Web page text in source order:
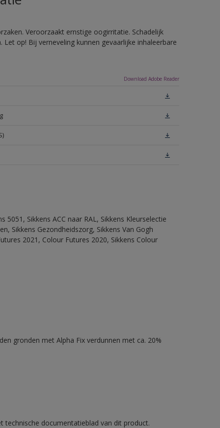
Veroorzaakt ernstige oogirritatie. Schadelijk
op! Bij verneveling kunnen gevaarlijke inhaleerbare
Download Adobe Reader
5051, Sikkens ACC naar RAL, Sikkens Kleurselectie
Sikkens Gezondheidszorg, Sikkens Van Gogh
2021, Colour Futures 2020, Sikkens Colour
gronden met Alpha Fix verdunnen met ca. 20%
technische documentatieblad van dit product.